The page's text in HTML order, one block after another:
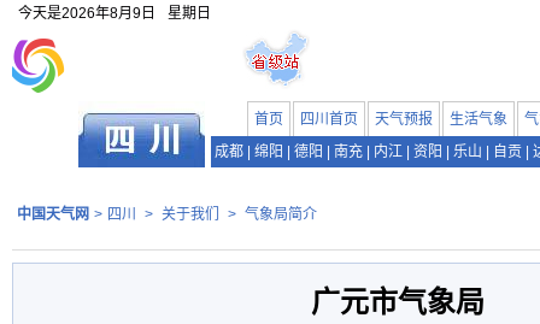
今天是2026年8月9日 星期日
首页 四川首页 天气预报 生活气象
成都
绵阳 德阳 南充 内江 资阳 乐山 自贡
中国天气网 > 四川 > 关于我们 > 气象局简介
广元市气象局